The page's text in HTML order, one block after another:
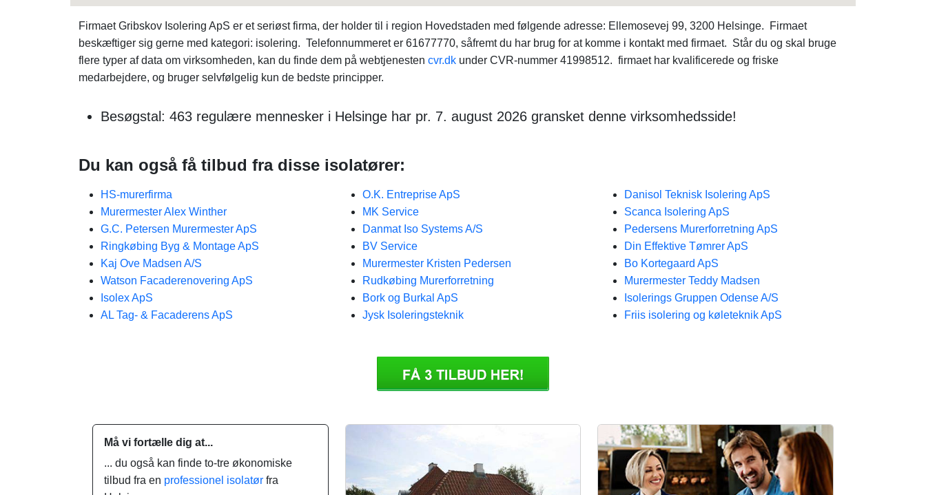
Firmaet Gribskov Isolering ApS er et seriøst firma, der holder til i region Hovedstaden med følgende adresse: Ellemosevej 99, 3200 Helsinge. Firmaet
beskæftiger sig gerne med kategori: isolering. Telefonnummeret er 61677770, såfremt du har brug for at komme i kontakt med firmaet. Står du og skal bruge
flere typer af data om virksomheden, kan du finde dem på webtjenesten cvr.dk under CVR-nummer 41998512. firmaet har kvalificerede og friske
medarbejdere, og bruger selvfølgelig kun de bedste principper.
Besøgstal: 463 regulære mennesker i Helsinge har pr. 7. august 2026 gransket denne virksomhedsside!
Du kan også få tilbud fra disse isolatører:
HS-murerfirma
Murermester Alex Winther
G.C. Petersen Murermester ApS
Ringkøbing Byg & Montage ApS
Kaj Ove Madsen A/S
Watson Facaderenovering ApS
Isolex ApS
AL Tag- & Facaderens ApS
O.K. Entreprise ApS
MK Service
Danmat Iso Systems A/S
BV Service
Murermester Kristen Pedersen
Rudkøbing Murerforretning
Bork og Burkal ApS
Jysk Isoleringsteknik
Danisol Teknisk Isolering ApS
Scanca Isolering ApS
Pedersens Murerforretning ApS
Din Effektive Tømrer ApS
Bo Kortegaard ApS​
Murermester Teddy Madsen
Isolerings Gruppen Odense A/S
Friis isolering og køleteknik ApS
Må vi fortælle dig at...
... du også kan finde to-tre økonomiske
tilbud fra en professionel isolatør fra